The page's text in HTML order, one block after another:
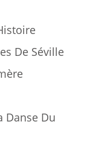
De Séville
Danse Du